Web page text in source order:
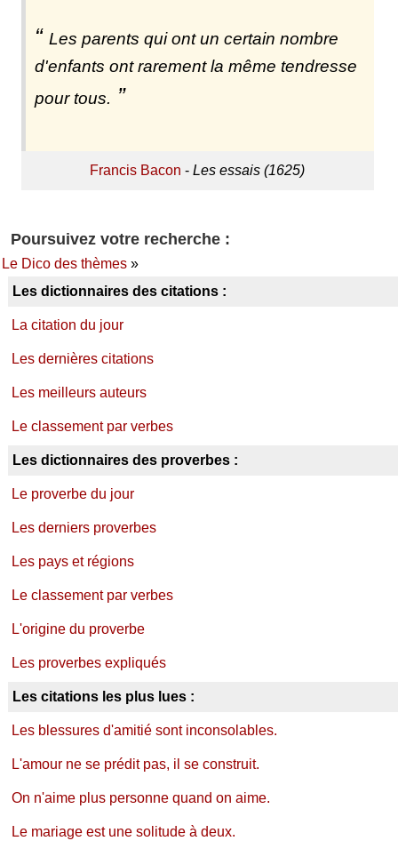
Les parents qui ont un certain nombre
d'enfants ont rarement la même tendresse
pour tous.
Francis Bacon -Les essais (1625)
Poursuivez votre recherche :
Le Dico des thèmes»
Les dictionnaires des citations :
La citation du jour
Les dernières citations
Les meilleurs auteurs
Le classement par verbes
Les dictionnaires des proverbes :
Le proverbe du jour
Les derniers proverbes
Les pays et régions
Le classement par verbes
L'origine du proverbe
Les proverbes expliqués
Les citations les plus lues :
Les blessures d'amitié sont inconsolables.
L'amour ne se prédit pas, il se construit.
On n'aime plus personne quand on aime.
Le mariage est une solitude à deux.